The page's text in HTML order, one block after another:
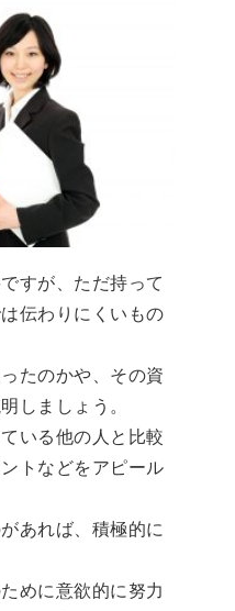
すが、ただ持って
伝わりにくいもの
たのかや、その資
しましょう。
いる他の人と比較
トなどをアピール
あれば、積極的に
めに意欲的に努力